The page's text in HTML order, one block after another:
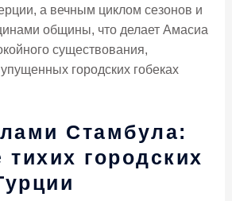
а вечным циклом сезонов и
общины, что делает Амасиа
существования,
городских гобеках
Стамбула:
тихих городских